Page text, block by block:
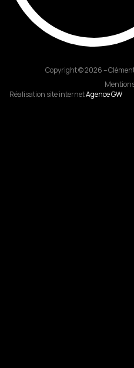
Copyright © 2026 –
Réalisation site internetAgence GW